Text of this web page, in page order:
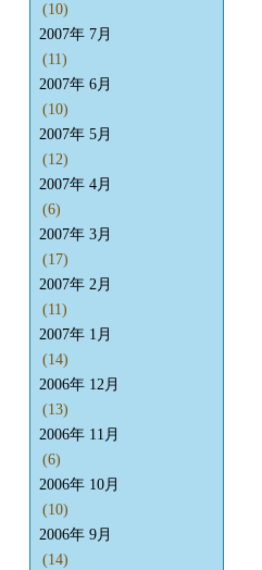
(10)
2007年 7月
(11)
2007年 6月
(10)
2007年 5月
(12)
2007年 4月
(6)
2007年 3月
(17)
2007年 2月
(11)
2007年 1月
(14)
2006年 12月
(13)
2006年 11月
(6)
2006年 10月
(10)
2006年 9月
(14)